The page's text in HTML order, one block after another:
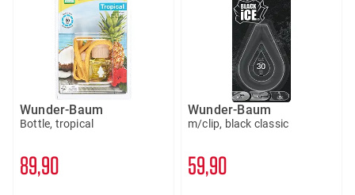
Wunder-Baum
Bottle, tropical
89 90
Wunder-Baum
m/clip, black classic
59 90